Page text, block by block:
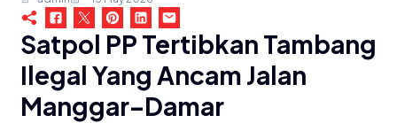
Satpol PP Tertibkan Tambang
Ilegal Yang Ancam Jalan
Manggar–Damar